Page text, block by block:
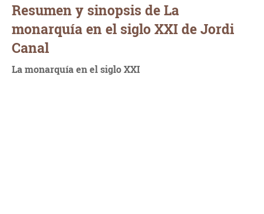
Resumen y sinopsis de La
monarquía en el siglo XXI de Jordi
Canal
La monarquía en el siglo XXI